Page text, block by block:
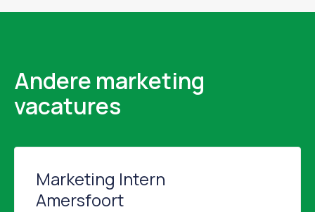
Andere marketing
vacatures
Marketing Intern
Amersfoort